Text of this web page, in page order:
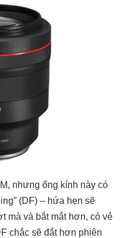
nhưng ống kính này có
(DF) – hứa hẹn sẽ
mà và bắt mắt hơn, có vẻ
chắc sẽ đắt hơn phiên